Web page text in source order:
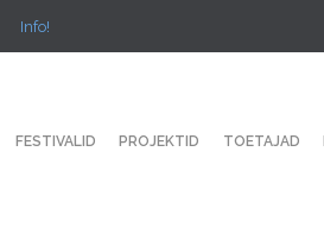
Info!
FESTIVALID PROJEKTID TOETAJAD